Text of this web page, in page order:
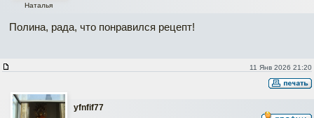
Наталья
Полина, рада, что понравился рецепт!
11 Янв 2026 21:20
yfnfif77